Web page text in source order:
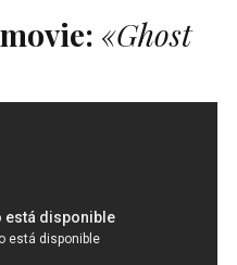
«Ghost